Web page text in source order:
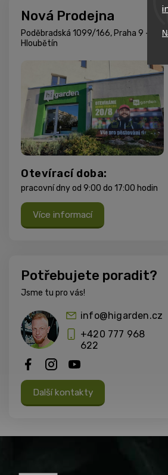
Nová Prodejna
Poděbradská 1099/166, Praha 9 -
Hloubětín
Otevírací doba:
pracovní dny od 9:00 do 17:00 hodin
Více informací
Potřebujete poradit?
Jsme tu pro vás!
info@higarden.cz
+420 777 968
622
Další kontakty